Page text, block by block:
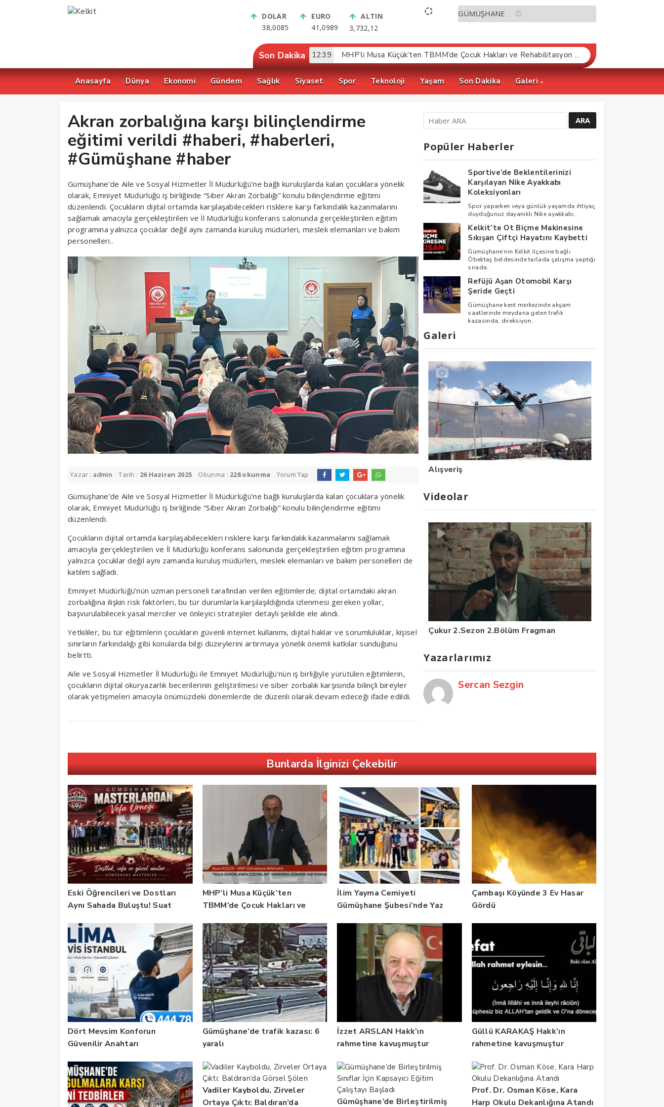
DOLAR
38,0085
EURO
41,0989
ALTIN
3,732,12
Son Dakika 12:39 MHP’li Musa Küçük’ten TBMM’de Çocuk Hakları ve Rehabilitasyon Vurgusu
Anasayfa Dünya Ekonomi Gündem Sağlık Siyaset Spor Teknoloji Yaşam Son Dakika Galeri
Akran zorbalığına karşı bilinçlendirme
eğitimi verildi #haberi, #haberleri,
#Gümüşhane #haber
Gümüşhane’de Aile ve Sosyal Hizmetler İl Müdürlüğü’ne bağlı kuruluşlarda kalan çocuklara yönelik
olarak, Emniyet Müdürlüğü iş birliğinde “Siber Akran Zorbalığı” konulu bilinçlendirme eğitimi
düzenlendi. Çocukların dijital ortamda karşılaşabilecekleri risklere karşı farkındalık kazanmalarını
sağlamak amacıyla gerçekleştirilen ve İl Müdürlüğü konferans salonunda gerçekleştirilen eğitim
programına yalnızca çocuklar değil aynı zamanda kuruluş müdürleri, meslek elemanları ve bakım
personelleri..
Yazar : admin Tarih : 26 Haziran 2025 Okunma : 228 okunma Yorum Yap
Gümüşhane’de Aile ve Sosyal Hizmetler İl Müdürlüğü’ne bağlı kuruluşlarda kalan çocuklara yönelik
olarak, Emniyet Müdürlüğü iş birliğinde “Siber Akran Zorbalığı” konulu bilinçlendirme eğitimi
düzenlendi.
Çocukların dijital ortamda karşılaşabilecekleri risklere karşı farkındalık kazanmalarını sağlamak
amacıyla gerçekleştirilen ve İl Müdürlüğü konferans salonunda gerçekleştirilen eğitim programına
yalnızca çocuklar değil aynı zamanda kuruluş müdürleri, meslek elemanları ve bakım personelleri de
katılım sağladı.
Emniyet Müdürlüğü’nün uzman personeli tarafından verilen eğitimlerde; dijital ortamdaki akran
zorbalığına ilişkin risk faktörleri, bu tür durumlarla karşılaşıldığında izlenmesi gereken yollar,
başvurulabilecek yasal merciler ve önleyici stratejiler detaylı şekilde ele alındı.
Yetkililer, bu tür eğitimlerin çocukların güvenli internet kullanımı, dijital haklar ve sorumluluklar, kişisel
sınırların farkındalığı gibi konularda bilgi düzeylerini artırmaya yönelik önemli katkılar sunduğunu
belirtti.
Aile ve Sosyal Hizmetler İl Müdürlüğü ile Emniyet Müdürlüğü’nün iş birliğiyle yürütülen eğitimlerin,
çocukların dijital okuryazarlık becerilerinin geliştirilmesi ve siber zorbalık karşısında bilinçli bireyler
olarak yetişmeleri amacıyla önümüzdeki dönemlerde de düzenli olarak devam edeceği ifade edildi.
Popüler Haberler
Sportive’de Beklentilerinizi
Karşılayan Nike Ayakkabı
Koleksiyonları
Spor yaparken veya günlük yaşamda ihtiyaç
duyduğunuz dayanıklı Nike ayakkabı..
Kelkit’te Ot Biçme Makinesine
Sıkışan Çiftçi Hayatını Kaybetti
Gümüşhane’nin Kelkit ilçesine bağlı
Öbektaş beldesinde tarlada çalışma yaptığı
sırada..
Refüjü Aşan Otomobil Karşı
Şeride Geçti
Gümüşhane kent merkezinde akşam
saatlerinde meydana gelen trafik
kazasında, direksiyon..
Galeri
Alışveriş
Videolar
Çukur 2.Sezon 2.Bölüm Fragman
Yazarlarımız
Sercan Sezgin
Bunlarda İlginizi Çekebilir
Eski Öğrencileri ve Dostları
Aynı Sahada Buluştu! Suat
MHP’li Musa Küçük’ten
TBMM’de Çocuk Hakları ve
İlim Yayma Cemiyeti
Gümüşhane Şubesi’nde Yaz
Çambaşı Köyünde 3 Ev Hasar
Gördü
Dört Mevsim Konforun
Güvenilir Anahtarı
Gümüşhane’de trafik kazası: 6
yaralı
İzzet ARSLAN Hakk’ın
rahmetine kavuşmuştur
Güllü KARAKAŞ Hakk’ın
rahmetine kavuşmuştur
Vadiler Kayboldu, Zirveler
Ortaya Çıktı: Baldıran’da
Gümüşhane’de Birleştirilmiş
Prof. Dr. Osman Köse, Kara
Harp Okulu Dekanlığına Atandı